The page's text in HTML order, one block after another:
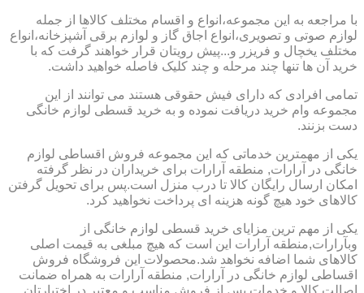
با مراجعه به این مجموعه،انواع و اقسام مختلف کالاها از جمله
لوازم صوتی و تصویری،انواع اجاق گاز و لوازم برقی آشپزخانه،انواع
مختلف یخچال و فریزر و...پیش رویتان قرار خواهند گرفت که با
خرید آن ها تنها چند مرحله و چند کلیک فاصله خواهید داشت.
تمامی افرادی که دارای فیش حقوقی هستند می توانند از این
مجموعه وام خرید دریافت نموده و به خرید قسطی لوازم خانگی
دست بزنند.
یکی از مهمترین خدماتی که این مجموعه فروش اقساطی لوازم
خانگی در آرارات, منطقه آرارات برای خریداران در نظر گرفته
امکان ارسال رایگان کالا تا درب منزل است.پس برای تحویل گرفتن
کالاهای خود هیچ گونه هزینه ای پرداخت نخواهید کرد.
یکی از مهم ترین مزایای خرید قسطی لوازم خانگی از
وبآرارات,منطقه آرارات این است که هیچ مبلغی به قیمت اصلی
کالاهای شما اضافه نخواهد شد.محصولات این فروشگاه فروش
اقساطی لوازم خانگی در آرارات, منطقه آرارات به همراه ضمانت